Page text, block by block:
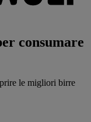
consumare
le migliori birre